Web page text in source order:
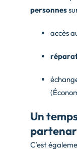
personnes
accès
Un
C’est